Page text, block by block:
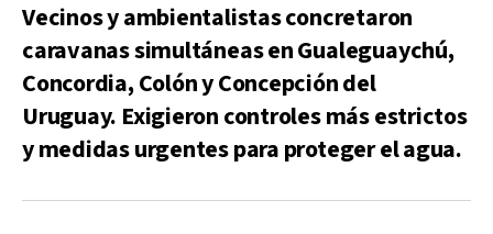
Vecinos y ambientalistas concretaron
caravanas simultáneas en Gualeguaychú,
Concordia, Colón y Concepción del
Uruguay. Exigieron controles más estrictos
y medidas urgentes para proteger el agua.